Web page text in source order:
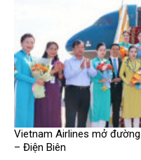
Vietnam Airlines mở
– Điện Biên